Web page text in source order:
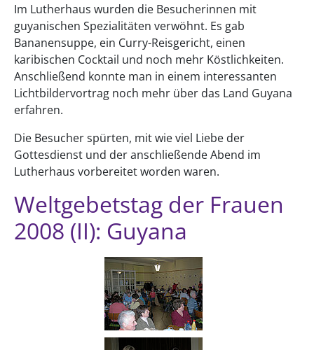
Im Lutherhaus wurden die Besucherinnen mit
guyanischen Spezialitäten verwöhnt. Es gab
Bananensuppe, ein Curry-Reisgericht, einen
karibischen Cocktail und noch mehr Köstlichkeiten.
Anschließend konnte man in einem interessanten
Lichtbildervortrag noch mehr über das Land Guyana
erfahren.
Die Besucher spürten, mit wie viel Liebe der
Gottesdienst und der anschließende Abend im
Lutherhaus vorbereitet worden waren.
Weltgebetstag der Frauen
2008 (II): Guyana